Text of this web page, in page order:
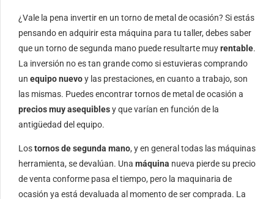
¿Vale la pena invertir en un torno de metal de ocasión? Si estás
pensando en adquirir esta máquina para tu taller, debes saber
que un torno de segunda mano puede resultarte muyrentable.
La inversión no es tan grande como si estuvieras comprando
un equipo nuevoy las prestaciones, en cuanto a trabajo, son
las mismas. Puedes encontrar tornos de metal de ocasión a
precios muy asequiblesy que varían en función de la
antigüedad del equipo.
Lostornos de segunda mano, y en general todas las máquinas
herramienta, se devalúan. Una máquina nueva pierde su precio
de venta conforme pasa el tiempo, pero la maquinaria de
ocasión ya está devaluada al momento de ser comprada. La